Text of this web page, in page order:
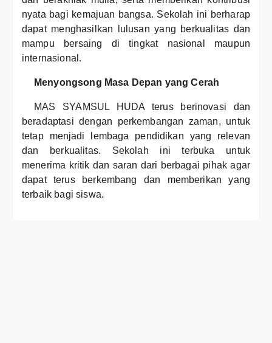
nyata bagi kemajuan bangsa. Sekolah ini berharap
dapat menghasilkan lulusan yang berkualitas dan
mampu bersaing di tingkat nasional maupun
internasional.
Menyongsong Masa Depan yang Cerah
MAS SYAMSUL HUDA terus berinovasi dan
beradaptasi dengan perkembangan zaman, untuk
tetap menjadi lembaga pendidikan yang relevan
dan berkualitas. Sekolah ini terbuka untuk
menerima kritik dan saran dari berbagai pihak agar
dapat terus berkembang dan memberikan yang
terbaik bagi siswa.